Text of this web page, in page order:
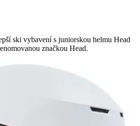
ski vybavení s juniorskou helmu Head
značkou Head.